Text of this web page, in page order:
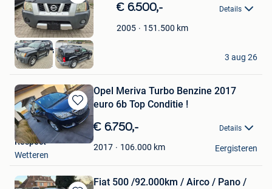
Bewaren
in
Mijn
Favorieten
€ 6.500,- Details
2005 151.500 km
WRM Cars
Gembloux
3 aug 26
Bewaren
in
Mijn
Favorieten
Opel Meriva Turbo Benzine 2017
euro 6b Top Conditie !
€ 6.750,- Details
2017 106.000 km
Respect
Wetteren
Eergisteren
Fiat 500 /92.000km / Airco / Pano /